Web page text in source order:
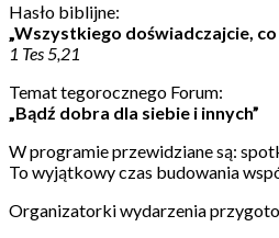
Hasło biblijne:
„Wszystkiego doświadczajcie,
1 Tes 5,21
Temat tegorocznego Forum:
„Bądź dobra dla siebie i innych”
W programie przewidziane są:
To wyjątkowy czas budowania
Organizatorki wydarzenia